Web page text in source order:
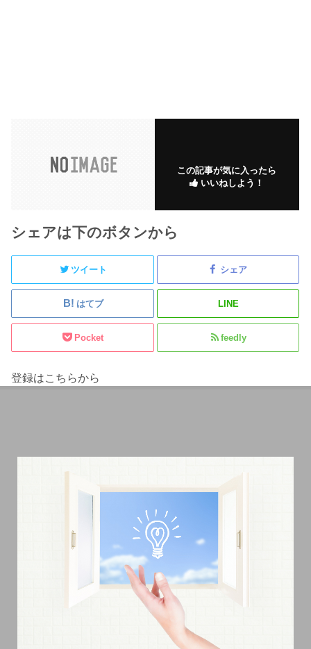
この記事が気に入ったら
いいねしよう！
シェアは下のボタンから
ツイート シェア
はてブ LINE
Pocket feedly
登録はこちらから